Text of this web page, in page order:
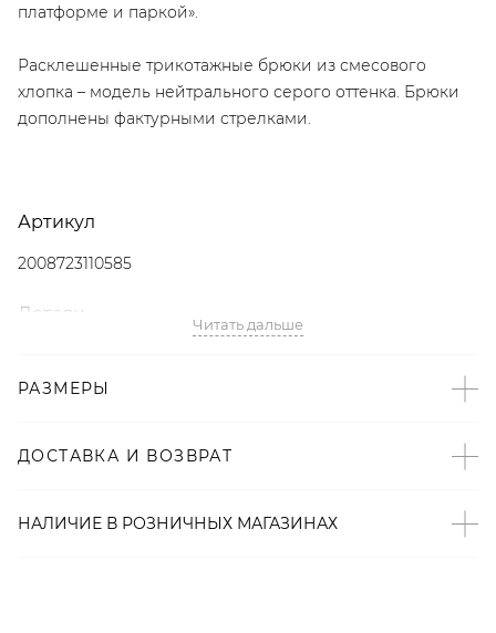
платформе и паркой».
Расклешенные трикотажные брюки из смесового
хлопка – модель нейтрального серого оттенка. Брюки
дополнены фактурными стрелками.
Артикул
2008723110585
Детали
контролем бренда: Киргизия;
– Нейтральный серый оттенок;
– В составе: 85% хлопок, 15% полиэстер – мягкий,
Читать дальше
РАЗМЕРЫ
ДОСТАВКА И ВОЗВРАТ
НАЛИЧИЕ В РОЗНИЧНЫХ МАГАЗИНАХ